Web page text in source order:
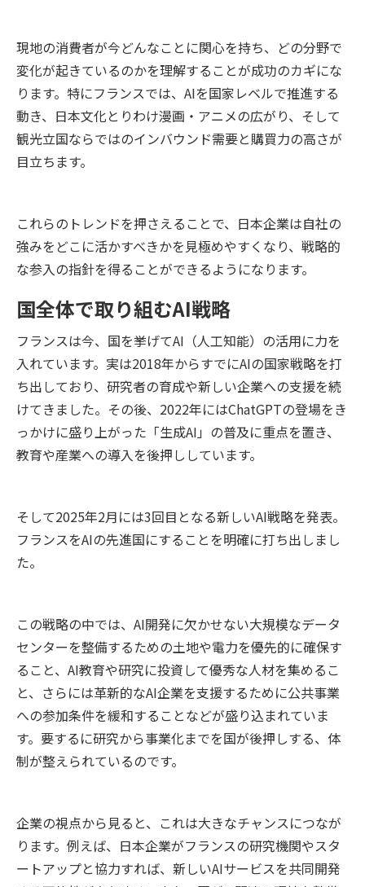
現地の消費者が今どんなことに関心を持ち、どの分野で
変化が起きているのかを理解することが成功のカギにな
ります。特にフランスでは、AIを国家レベルで推進する
動き、日本文化とりわけ漫画・アニメの広がり、そして
観光立国ならではのインバウンド需要と購買力の高さが
目立ちます。
これらのトレンドを押さえることで、日本企業は自社の
強みをどこに活かすべきかを見極めやすくなり、戦略的
な参入の指針を得ることができるようになります。
国全体で取り組むAI戦略
フランスは今、国を挙げてAI（人工知能）の活用に力を
入れています。実は2018年からすでにAIの国家戦略を打
ち出しており、研究者の育成や新しい企業への支援を続
けてきました。その後、2022年にはChatGPTの登場をき
っかけに盛り上がった「生成AI」の普及に重点を置き、
教育や産業への導入を後押ししています。
そして2025年2月には3回目となる新しいAI戦略を発表。
フランスをAIの先進国にすることを明確に打ち出しまし
た。
この戦略の中では、AI開発に欠かせない大規模なデータ
センターを整備するための土地や電力を優先的に確保す
ること、AI教育や研究に投資して優秀な人材を集めるこ
と、さらには革新的なAI企業を支援するために公共事業
への参加条件を緩和することなどが盛り込まれていま
す。要するに研究から事業化までを国が後押しする、体
制が整えられているのです。
企業の視点から見ると、これは大きなチャンスにつなが
ります。例えば、日本企業がフランスの研究機関やスタ
ートアップと協力すれば、新しいAIサービスを共同開発